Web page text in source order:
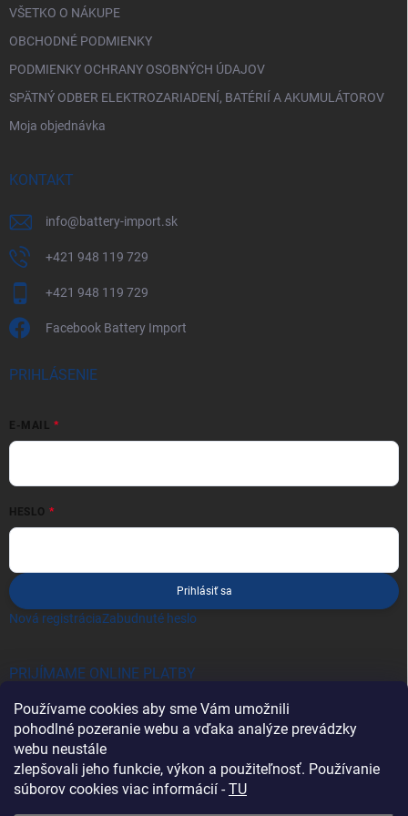
Používame cookies aby sme Vám umožnili
pohodlné pozeranie webu a vďaka analýze prevádzky
webu neustále
zlepšovali jeho funkcie, výkon a použiteľnosť. Používanie
súborov cookies viac informácií -TU
VŠETKO O NÁKUPE
OBCHODNÉ PODMIENKY
PODMIENKY OCHRANY OSOBNÝCH ÚDAJOV
SPÄTNÝ ODBER ELEKTROZARIADENÍ, BATÉRIÍ A AKUMULÁTOROV
Moja objednávka
KONTAKT
info@battery-import.sk
+421 948 119 729
+421 948 119 729
Facebook Battery Import
PRIHLÁSENIE
E-MAIL
HESLO
Prihlásiť sa
Nová registráciaZabudnuté heslo
PRIJÍMAME ONLINE PLATBY